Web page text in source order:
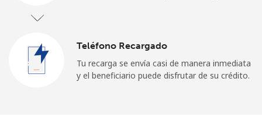
Teléfono Recargado
Tu recarga se envía casi de manera inmediata
y el beneficiario puede disfrutar de su crédito.